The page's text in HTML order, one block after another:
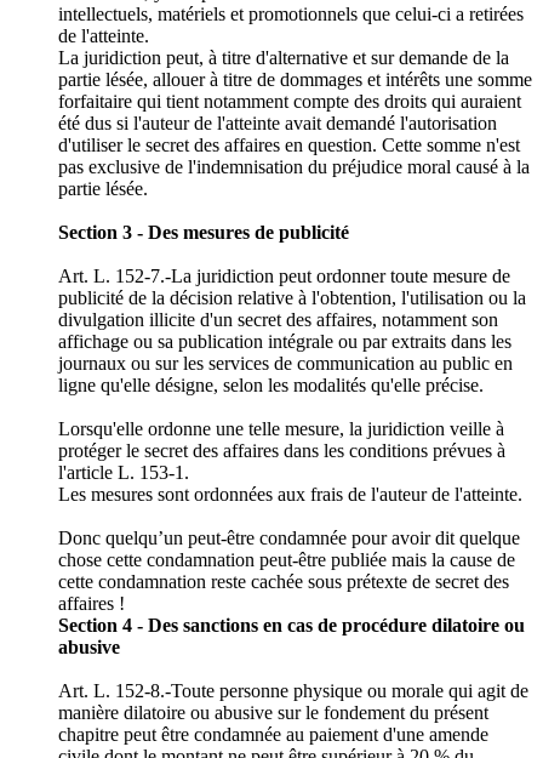
intellectuels, matériels et promotionnels que celui-ci a retirées
de l'atteinte.
La juridiction peut, à titre d'alternative et sur demande de la
partie lésée, allouer à titre de dommages et intérêts une somme
forfaitaire qui tient notamment compte des droits qui auraient
été dus si l'auteur de l'atteinte avait demandé l'autorisation
d'utiliser le secret des affaires en question. Cette somme n'est
pas exclusive de l'indemnisation du préjudice moral causé à la
partie lésée.
Section 3 - Des mesures de publicité
Art. L. 152-7.-La juridiction peut ordonner toute mesure de
publicité de la décision relative à l'obtention, l'utilisation ou la
divulgation illicite d'un secret des affaires, notamment son
affichage ou sa publication intégrale ou par extraits dans les
journaux ou sur les services de communication au public en
ligne qu'elle désigne, selon les modalités qu'elle précise.
Lorsqu'elle ordonne une telle mesure, la juridiction veille à
protéger le secret des affaires dans les conditions prévues à
l'article L. 153-1.
Les mesures sont ordonnées aux frais de l'auteur de l'atteinte.
Donc quelqu’un peut-être condamnée pour avoir dit quelque
chose cette condamnation peut-être publiée mais la cause de
cette condamnation reste cachée sous prétexte de secret des
affaires !
Section 4 - Des sanctions en cas de procédure dilatoire ou
abusive
Art. L. 152-8.-Toute personne physique ou morale qui agit de
manière dilatoire ou abusive sur le fondement du présent
chapitre peut être condamnée au paiement d'une amende